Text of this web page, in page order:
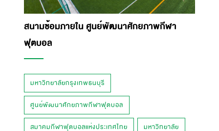
สนามซ้อมภายใน ศูนย์พัฒนาศักยภาพกีฬา
ฟุตบอล
มหาวิทยาลัยกรุงเทพธนบุรี
ศูนย์พัฒนาศักยภาพกีฬาฟุตบอล
สมาคมกีฬาฟุตบอลแห่งประเทศไทย มหาวิทยาลัย